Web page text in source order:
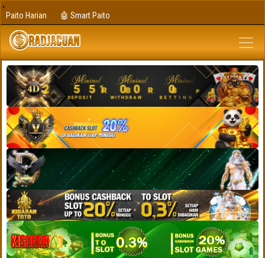
Paito Harian 🤖 Smart Paito